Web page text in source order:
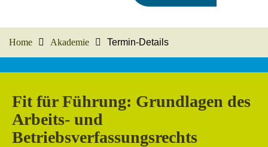
Home Akademie Termin-Details
Fit für Führung: Grundlagen des
Arbeits- und
Betriebsverfassungsrechts